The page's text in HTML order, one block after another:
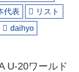
代表
リスト
daihyo
U-20ワールド